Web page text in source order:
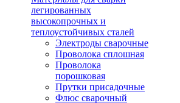
легированных
высокопрочных и
теплоустойчивых сталей
Электроды сварочные
Проволока сплошная
Проволока
порошковая
Прутки присадочные
Флюс сварочный